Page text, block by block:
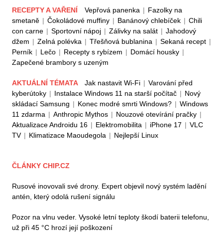
RECEPTY A VAŘENÍ Vepřová panenka | Fazolky na
smetaně | Čokoládové muffiny | Banánový chlebíček | Chili
con carne | Sportovní nápoj | Zálivky na salát | Jahodový
džem | Zelná polévka | Třešňová bublanina | Sekaná recept |
Perník | Lečo | Recepty s rybízem | Domácí housky |
Zapečené brambory s uzeným
AKTUÁLNÍ TÉMATA Jak nastavit Wi-Fi | Varování před
kyberútoky | Instalace Windows 11 na starší počítač | Nový
skládací Samsung | Konec modré smrti Windows? | Windows
11 zdarma | Anthropic Mythos | Nouzové otevírání pračky |
Aktualizace Androidu 16 | Elektromobilita | iPhone 17 | VLC
TV | Klimatizace Maoudegola | Nejlepší Linux
ČLÁNKY CHIP.CZ
Rusové inovovali své drony. Expert objevil nový systém ladění
antén, který odolá rušení signálu
Pozor na vlnu veder. Vysoké letní teploty škodí baterii telefonu,
už při 45 °C hrozí její poškození